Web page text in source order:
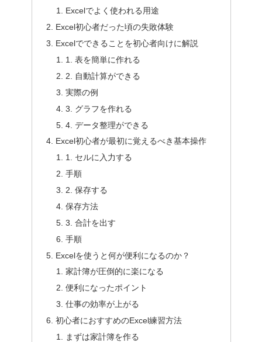
Excelでよく使われる用途
Excel初心者だった頃の失敗体験
Excelでできることを初心者向けに解説
1. 表を簡単に作れる
2. 自動計算ができる
実際の例
3. グラフを作れる
4. データ整理ができる
Excel初心者が最初に覚えるべき基本操作
1. セルに入力する
手順
2. 保存する
保存方法
3. 合計を出す
手順
Excelを使うと何が便利になるのか？
家計簿が圧倒的に楽になる
便利になったポイント
仕事の効率が上がる
初心者におすすめのExcel練習方法
まずは家計簿を作る